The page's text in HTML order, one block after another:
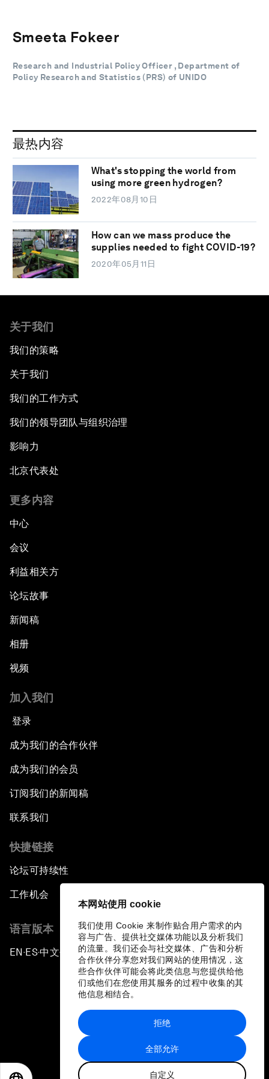
本网站使用 cookie
我们使用 Cookie 来制作贴合用户需求的内
容与广告、提供社交媒体功能以及分析我们
的流量。我们还会与社交媒体、广告和分析
合作伙伴分享您对我们网站的使用情况，这
些合作伙伴可能会将此类信息与您提供给他
们或他们在您使用其服务的过程中收集的其
他信息相结合。
全部允许
自定义
拒绝
Smeeta Fokeer
Research and Industrial Policy Officer , Department of
Policy Research and Statistics (PRS) of UNIDO
最热内容
What's stopping the world from
using more green hydrogen?
2022年08月10日
How can we mass produce the
supplies needed to fight COVID-19?
2020年05月11日
关于我们
我们的策略
关于我们
我们的工作方式
我们的领导团队与组织治理
影响力
北京代表处
更多内容
中心
会议
利益相关方
论坛故事
新闻稿
相册
视频
加入我们
登录
成为我们的合作伙伴
成为我们的会员
订阅我们的新闻稿
联系我们
快捷链接
论坛可持续性
工作机会
语言版本
EN ▪ES▪中文▪ 日本語
站点地图